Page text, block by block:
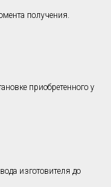
получения.
приобретенного у
изготовителя до